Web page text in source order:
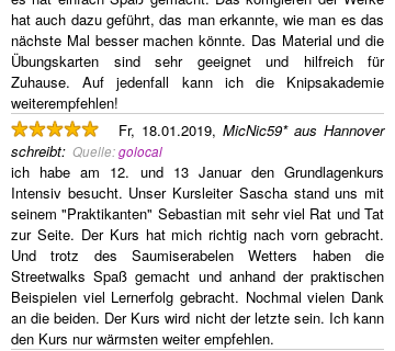
hat auch dazu geführt, das man erkannte, wie man es das
nächste Mal besser machen könnte. Das Material und die
Übungskarten sind sehr geeignet und hilfreich für
Zuhause. Auf jedenfall kann ich die Knipsakademie
weiterempfehlen!
Fr, 18.01.2019, MicNic59* aus Hannover
schreibt: Quelle:golocal
ich habe am 12. und 13 Januar den Grundlagenkurs
Intensiv besucht. Unser Kursleiter Sascha stand uns mit
seinem "Praktikanten" Sebastian mit sehr viel Rat und Tat
zur Seite. Der Kurs hat mich richtig nach vorn gebracht.
Und trotz des Saumiserabelen Wetters haben die
Streetwalks Spaß gemacht und anhand der praktischen
Beispielen viel Lernerfolg gebracht. Nochmal vielen Dank
an die beiden. Der Kurs wird nicht der letzte sein. Ich kann
den Kurs nur wärmsten weiter empfehlen.